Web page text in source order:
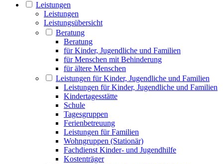
Leistungen
Leistungen
Leistungsübersicht
Beratung
Beratung
für Kinder, Jugendliche und Familien
für Menschen mit Behinderung
für ältere Menschen
Leistungen für Kinder, Jugendliche und Familien
Leistungen für Kinder, Jugendliche und Familien
Kindertagesstätte
Schule
Tagesgruppen
Ferienbetreuung
Leistungen für Familien
Wohngruppen (Stationär)
Fachdienst Kinder- und Jugendhilfe
Kostenträger